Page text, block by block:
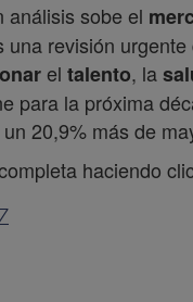
análisis sobe el
una revisión
el talento, la
para la próxima
20,9% más de
haciendo